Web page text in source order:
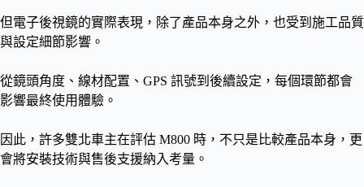
但電子後視鏡的實際表現，除了產品本身之外，也受到施工品質
與設定細節影響。
從鏡頭角度、線材配置、GPS 訊號到後續設定，每個環節都會
影響最終使用體驗。
因此，許多雙北車主在評估 M800 時，不只是比較產品本身，更
會將安裝技術與售後支援納入考量。